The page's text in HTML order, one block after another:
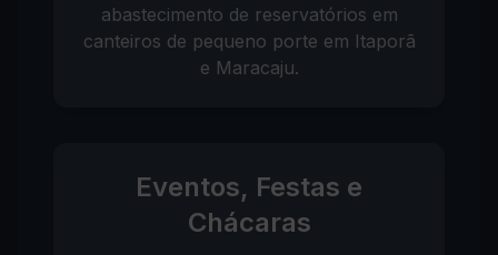
abastecimento de reservatórios em
canteiros de pequeno porte em Itaporã
e Maracaju.
Eventos, Festas e
Chácaras